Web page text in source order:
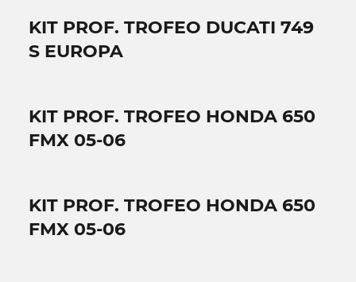
KIT PROF. TROFEO DUCATI 749
S EUROPA
KIT PROF. TROFEO HONDA 650
FMX 05-06
KIT PROF. TROFEO HONDA 650
FMX 05-06